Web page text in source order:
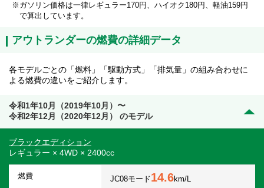
ガソリン価格は一律レギュラー170円、ハイオク180円、軽油159円
で算出しています。
アウトランダーの燃費の詳細データ
各モデルごとの「燃料」「駆動方式」「排気量」の組み合わせに
よる燃費の違いをご紹介します。
令和1年10月（2019年10月）〜
令和2年12月（2020年12月） のモデル
ブラックエディション
レギュラー × 4WD × 2400cc
燃費 JC08モード14.6km/L